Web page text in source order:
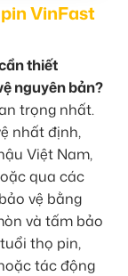
VinFast
thiết
nguyên bản?
trọng nhất.
nhất định,
Việt Nam,
qua các
vệ bằng
và tấm bảo
thọ pin,
tác động